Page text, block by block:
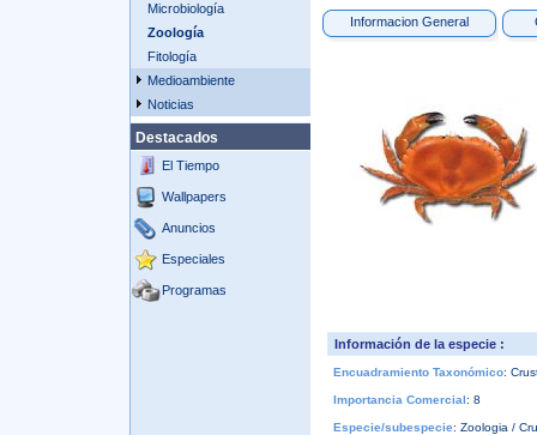
Microbiología
Zoología
Fitología
Medioambiente
Noticias
Destacados
El Tiempo
Wallpapers
Anuncios
Especiales
Programas
Informacion General
Información de la especie :
Encuadramiento Taxonómico:
Importancia Comercial: 8
Especie/subespecie: Zoologia /